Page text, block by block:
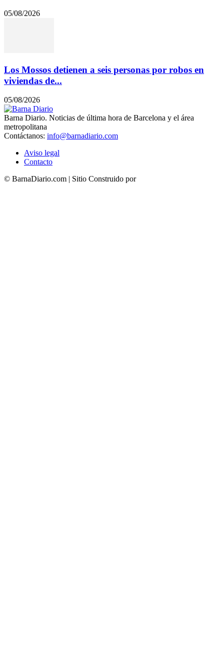
05/08/2026
Los Mossos detienen a seis personas por robos en
viviendas de...
05/08/2026
Barna Diario. Noticias de última hora de Barcelona y el área
metropolitana
Contáctanos: info@barnadiario.com
Aviso legal
Contacto
© BarnaDiario.com | Sitio Construido por